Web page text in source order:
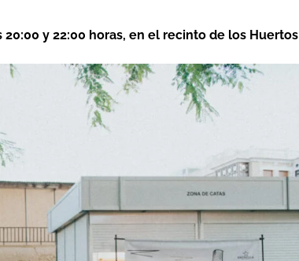
20:00 y 22:00 horas, en el recinto de los Huertos